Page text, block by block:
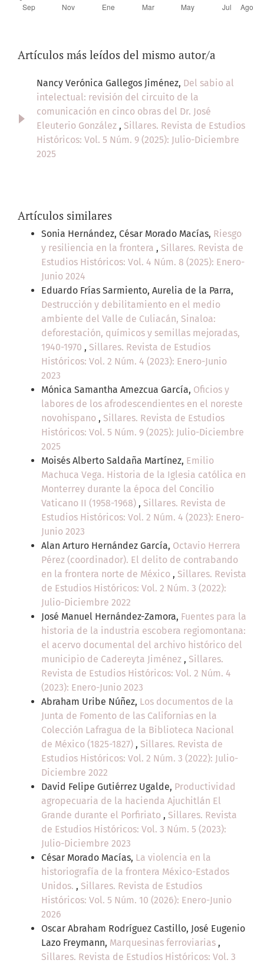
Artículos más leídos del mismo autor/a
Nancy Verónica Gallegos Jiménez, Del sabio al
intelectual: revisión del circuito de la
comunicación en cinco obras del Dr. José
Eleuterio González , Sillares. Revista de Estudios
Históricos: Vol. 5 Núm. 9 (2025): Julio-Diciembre
2025
Artículos similares
Sonia Hernández, César Morado Macías, Riesgo
y resiliencia en la frontera , Sillares. Revista de
Estudios Históricos: Vol. 4 Núm. 8 (2025): Enero-
Junio 2024
Eduardo Frías Sarmiento, Aurelia de la Parra,
Destrucción y debilitamiento en el medio
ambiente del Valle de Culiacán, Sinaloa:
deforestación, químicos y semillas mejoradas,
1940-1970 , Sillares. Revista de Estudios
Históricos: Vol. 2 Núm. 4 (2023): Enero-Junio
2023
Mónica Samantha Amezcua García, Oficios y
labores de los afrodescendientes en el noreste
novohispano , Sillares. Revista de Estudios
Históricos: Vol. 5 Núm. 9 (2025): Julio-Diciembre
2025
Moisés Alberto Saldaña Martínez, Emilio
Machuca Vega. Historia de la Iglesia católica en
Monterrey durante la época del Concilio
Vaticano II (1958-1968) , Sillares. Revista de
Estudios Históricos: Vol. 2 Núm. 4 (2023): Enero-
Junio 2023
Alan Arturo Hernández García, Octavio Herrera
Pérez (coordinador). El delito de contrabando
en la frontera norte de México , Sillares. Revista
de Estudios Históricos: Vol. 2 Núm. 3 (2022):
Julio-Diciembre 2022
José Manuel Hernández-Zamora, Fuentes para la
historia de la industria escobera regiomontana:
el acervo documental del archivo histórico del
municipio de Cadereyta Jiménez , Sillares.
Revista de Estudios Históricos: Vol. 2 Núm. 4
(2023): Enero-Junio 2023
Abraham Uribe Núñez, Los documentos de la
Junta de Fomento de las Californias en la
Colección Lafragua de la Biblioteca Nacional
de México (1825-1827) , Sillares. Revista de
Estudios Históricos: Vol. 2 Núm. 3 (2022): Julio-
Diciembre 2022
David Felipe Gutiérrez Ugalde, Productividad
agropecuaria de la hacienda Ajuchitlán El
Grande durante el Porfiriato , Sillares. Revista
de Estudios Históricos: Vol. 3 Núm. 5 (2023):
Julio-Diciembre 2023
César Morado Macías, La violencia en la
historiografía de la frontera México-Estados
Unidos. , Sillares. Revista de Estudios
Históricos: Vol. 5 Núm. 10 (2026): Enero-Junio
2026
Oscar Abraham Rodríguez Castillo, José Eugenio
Lazo Freymann, Marquesinas ferroviarias ,
Sillares. Revista de Estudios Históricos: Vol. 3